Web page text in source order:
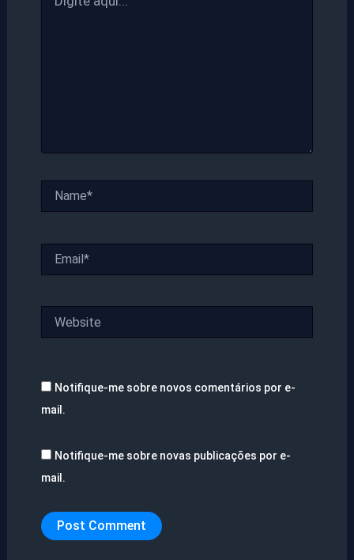
aqui...
Notifique-me sobre novos comentários por e-
mail.
Notifique-me sobre novas publicações por e-
mail.